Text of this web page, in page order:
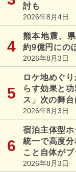
討も
2026年8月4日
熊本地震、
約9億円にの
2026年8月3日
ロケ地めぐ
らす効果と
ス」次の舞
2026年8月3日
宿泊主体型
統一で高度
こと自体が
2026年8月3日